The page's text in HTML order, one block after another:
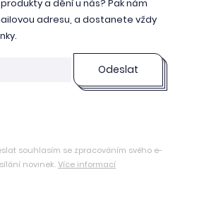
a dění u nás? Pak nám
adresu, a dostanete vždy
Odeslat
souhlasím se zpracováním svého e-
novinek.Více informací